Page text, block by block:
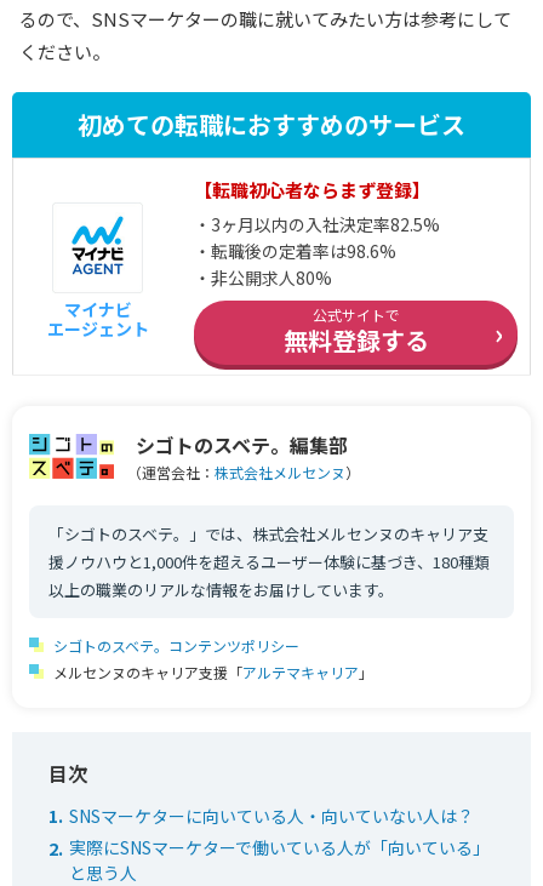
るので、SNSマーケターの職に就いてみたい方は参考にして
ください。
初めての転職におすすめのサービス
マイナビ
エージェント
【転職初心者ならまず登録】
・3ヶ月以内の入社決定率82.5%
・転職後の定着率は98.6%
・非公開求人80%
公式サイトで
無料登録する ›
シゴトのスベテ。編集部
（運営会社： 株式会社メルセンヌ）
「シゴトのスベテ。」では、株式会社メルセンヌのキャリア支
援ノウハウと1,000件を超えるユーザー体験に基づき、180種類
以上の職業のリアルな情報をお届けしています。
シゴトのスベテ。コンテンツポリシー
メルセンヌのキャリア支援「アルテマキャリア 」
SNSマーケターに向いている人・向いていない人は？
実際にSNSマーケターで働いている人が「向いている」
と思う人